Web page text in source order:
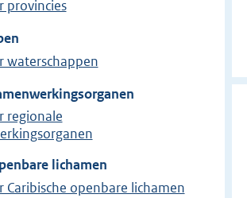
provincies
waterschappen
regionale
lichamen
Caribische openbare lichamen